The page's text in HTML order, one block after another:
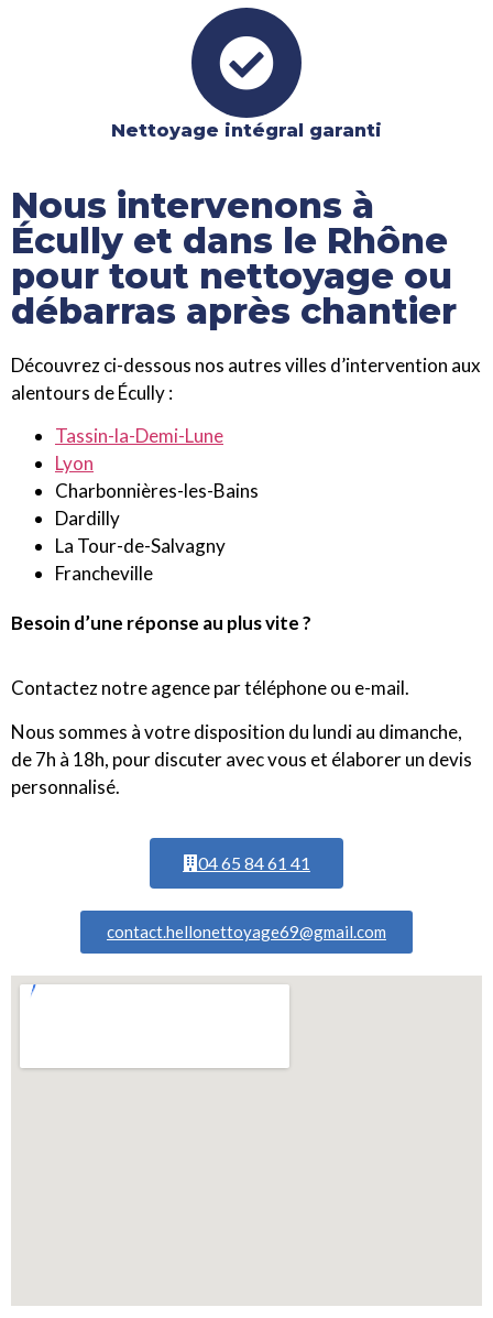
Nettoyage intégral garanti​
Nous intervenons à
Écully et dans le Rhône
pour tout nettoyage ou
débarras après chantier
Découvrez ci-dessous nos autres villes d’intervention aux
alentours de Écully :
Tassin-la-Demi-Lune
Lyon
Charbonnières-les-Bains
Dardilly
La Tour-de-Salvagny
Francheville
Besoin d’une réponse au plus vite ?
Contactez notre agence par téléphone ou e-mail.
Nous sommes à votre disposition du lundi au dimanche,
de 7h à 18h, pour discuter avec vous et élaborer un devis
personnalisé.
04 65 84 61 41
contact.hellonettoyage69@gmail.com